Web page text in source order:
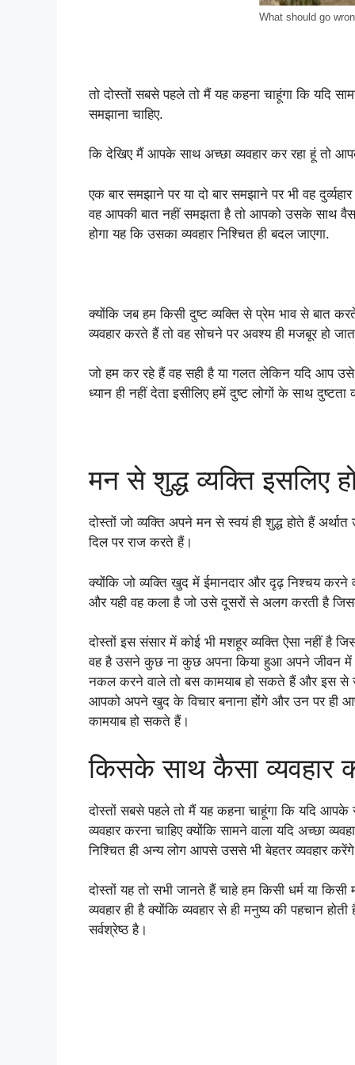
What should go
तो दोस्तों सबसे पहले तो मैं यह कहना चाहूंगा कि यदि
समझाना चाहिए.
कि देखिए मैं आपके साथ अच्छा व्यवहार कर रहा हूं तो
एक बार समझाने पर या दो बार समझाने पर भी वह
वह आपकी बात नहीं समझता है तो आपको उसके साथ
होगा यह कि उसका व्यवहार निश्चित ही बदल जाएगा.
क्योंकि जब हम किसी दुष्ट व्यक्ति से प्रेम भाव से बात
व्यवहार करते हैं तो वह सोचने पर अवश्य ही मजबूर हो
जो हम कर रहे हैं वह सही है या गलत लेकिन यदि आप उसे
ध्यान ही नहीं देता इसीलिए हमें दुष्ट लोगों के साथ दुष्टता
मन से शुद्ध व्यक्ति इसलिए
दोस्तों जो व्यक्ति अपने मन से स्वयं ही शुद्ध होते हैं
दिल पर राज करते हैं।
क्योंकि जो व्यक्ति खुद में ईमानदार और दृढ़ निश्चय
और यही वह कला है जो उसे दूसरों से अलग करती है
दोस्तों इस संसार में कोई भी मशहूर व्यक्ति ऐसा नहीं है
वह है उसने कुछ ना कुछ अपना किया हुआ अपने जीवन में
नकल करने वाले तो बस कामयाब हो सकते हैं और इस से
आपको अपने खुद के विचार बनाना होंगे और उन पर ही
कामयाब हो सकते हैं।
किसके साथ कैसा व्यवहार
दोस्तों सबसे पहले तो मैं यह कहना चाहूंगा कि यदि
व्यवहार करना चाहिए क्योंकि सामने वाला यदि अच्छा
निश्चित ही अन्य लोग आपसे उससे भी बेहतर व्यवहार
दोस्तों यह तो सभी जानते हैं चाहे हम किसी धर्म या
व्यवहार ही है क्योंकि व्यवहार से ही मनुष्य की पहचान
सर्वश्रेष्ठ है।